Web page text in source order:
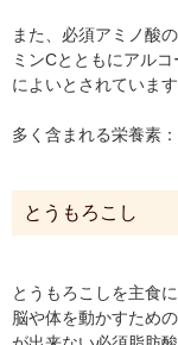
また、必須アミノ酸
ミンCとともにアル
によいとされています
多く含まれる栄養素：
とうもろこし
とうもろこしを主食
脳や体を動かすため